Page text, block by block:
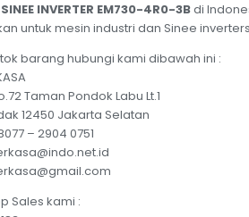
SINEE INVERTER EM730-4R0-3Bdi
untuk mesin industri dan Sinee
barang hubungi kami dibawah ini :
Taman Pondok Labu Lt.1
12450 Jakarta Selatan
– 2904 0751
Sales kami :